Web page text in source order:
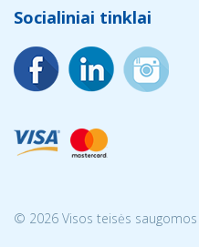
Socialiniai tinklai
© 2026 Visos teisės